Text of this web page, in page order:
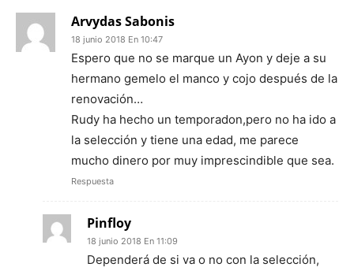
Arvydas Sabonis
18 junio 2018 En 10:47
Espero que no se marque un Ayon y deje a su
hermano gemelo el manco y cojo después de la
renovación…
Rudy ha hecho un temporadon,pero no ha ido a
la selección y tiene una edad, me parece
mucho dinero por muy imprescindible que sea.
Respuesta
Pinfloy
18 junio 2018 En 11:09
Dependerá de si va o no con la selección,